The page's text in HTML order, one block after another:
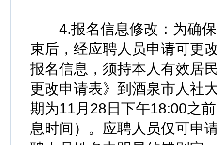
4.报名信息修改：为确保
束后，经应聘人员申请可更
报名信息，须持本人有效居
更改申请表》到酒泉市人社
期为11月28日下午18:00之
息时间）。应聘人员仅可申